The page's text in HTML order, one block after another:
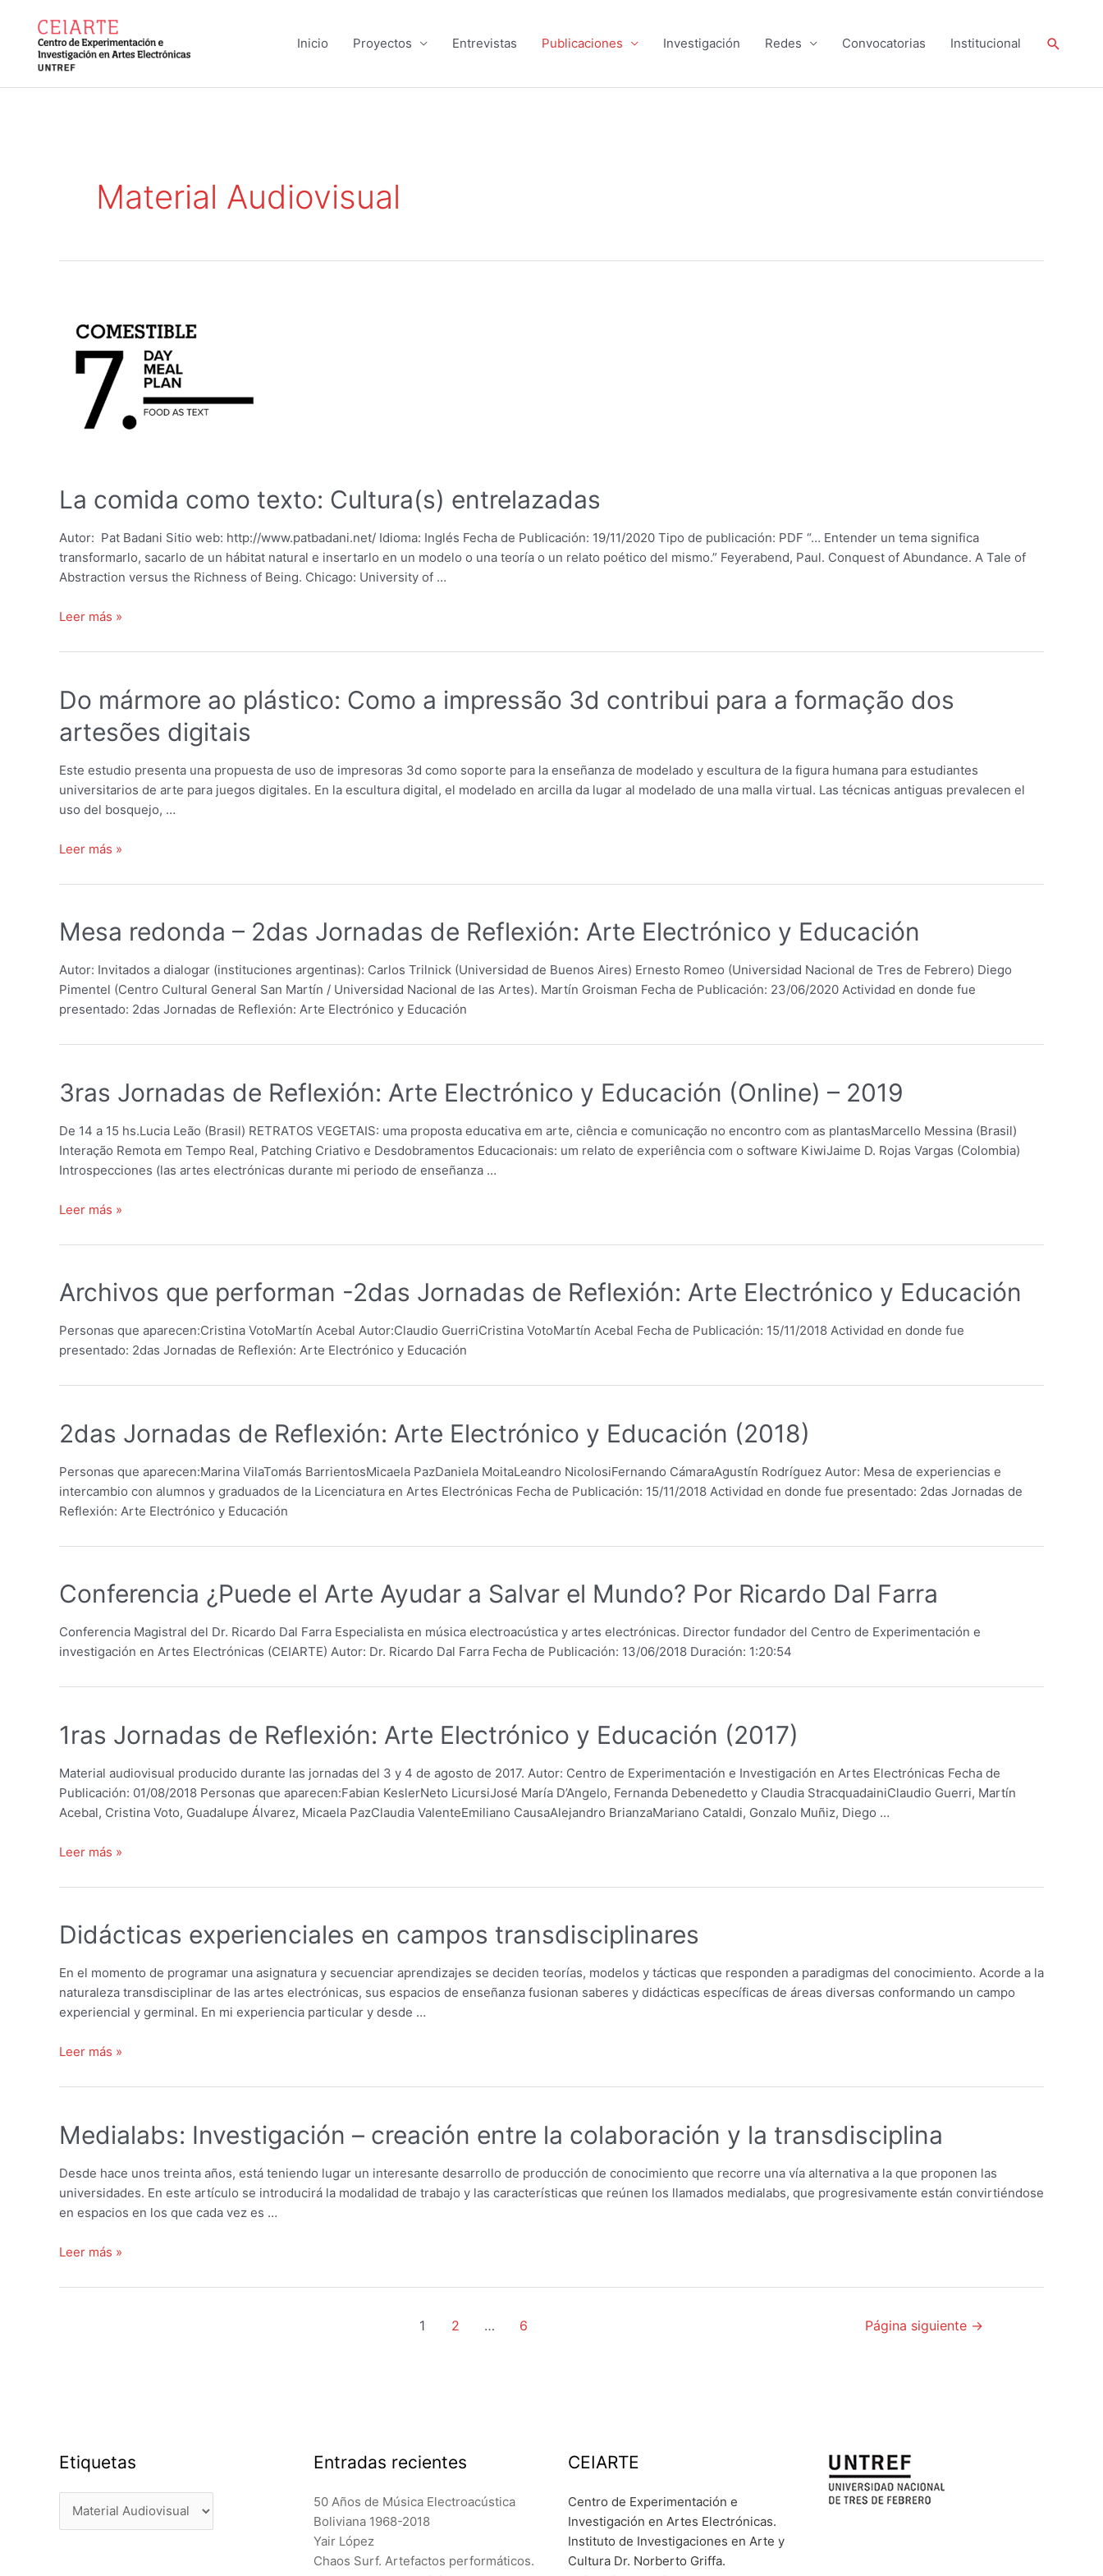
contenido
Inicio Proyectos Entrevistas Publicaciones Investigación Redes Convocatorias Institucional Buscar
Material Audiovisual
La comida como texto: Cultura(s) entrelazadas
Autor: Pat Badani Sitio web: http://www.patbadani.net/ Idioma: Inglés Fecha de Publicación: 19/11/2020 Tipo de publicación: PDF “… Entender un tema significa
transformarlo, sacarlo de un hábitat natural e insertarlo en un modelo o una teoría o un relato poético del mismo.” Feyerabend, Paul. Conquest of Abundance. A Tale of
Abstraction versus the Richness of Being. Chicago: University of …
La
como
Cultura(s)
entrelazadas
Leer más »
Do mármore ao plástico: Como a impressão 3d contribui para a formação dos
artesões digitais
Este estudio presenta una propuesta de uso de impresoras 3d como soporte para la enseñanza de modelado y escultura de la figura humana para estudiantes
universitarios de arte para juegos digitales. En la escultura digital, el modelado en arcilla da lugar al modelado de una malla virtual. Las técnicas antiguas prevalecen el
uso del bosquejo, …
Do
ao
Como
impressão
3d
contribui
a
dos
artesões
digitais
Leer más »
Mesa redonda – 2das Jornadas de Reflexión: Arte Electrónico y Educación
Autor: Invitados a dialogar (instituciones argentinas): Carlos Trilnick (Universidad de Buenos Aires) Ernesto Romeo (Universidad Nacional de Tres de Febrero) Diego
Pimentel (Centro Cultural General San Martín / Universidad Nacional de las Artes). Martín Groisman Fecha de Publicación: 23/06/2020 Actividad en donde fue
presentado: 2das Jornadas de Reflexión: Arte Electrónico y Educación
3ras Jornadas de Reflexión: Arte Electrónico y Educación (Online) – 2019
De 14 a 15 hs.Lucia Leão (Brasil) RETRATOS VEGETAIS: uma proposta educativa em arte, ciência e comunicação no encontro com as plantasMarcello Messina (Brasil)
Interação Remota em Tempo Real, Patching Criativo e Desdobramentos Educacionais: um relato de experiência com o software KiwiJaime D. Rojas Vargas (Colombia)
Introspecciones (las artes electrónicas durante mi periodo de enseñanza …
3ras
de
Arte
Electrónico
y
Educación
–
Leer más »
Archivos que performan -2das Jornadas de Reflexión: Arte Electrónico y Educación
Personas que aparecen:Cristina VotoMartín Acebal Autor:Claudio GuerriCristina VotoMartín Acebal Fecha de Publicación: 15/11/2018 Actividad en donde fue
presentado: 2das Jornadas de Reflexión: Arte Electrónico y Educación
2das Jornadas de Reflexión: Arte Electrónico y Educación (2018)
Personas que aparecen:Marina VilaTomás BarrientosMicaela PazDaniela MoitaLeandro NicolosiFernando CámaraAgustín Rodríguez Autor: Mesa de experiencias e
intercambio con alumnos y graduados de la Licenciatura en Artes Electrónicas Fecha de Publicación: 15/11/2018 Actividad en donde fue presentado: 2das Jornadas de
Reflexión: Arte Electrónico y Educación
Conferencia ¿Puede el Arte Ayudar a Salvar el Mundo? Por Ricardo Dal Farra
Conferencia Magistral del Dr. Ricardo Dal Farra Especialista en música electroacústica y artes electrónicas. Director fundador del Centro de Experimentación e
investigación en Artes Electrónicas (CEIARTE) Autor: Dr. Ricardo Dal Farra Fecha de Publicación: 13/06/2018 Duración: 1:20:54
1ras Jornadas de Reflexión: Arte Electrónico y Educación (2017)
Material audiovisual producido durante las jornadas del 3 y 4 de agosto de 2017. Autor: Centro de Experimentación e Investigación en Artes Electrónicas Fecha de
Publicación: 01/08/2018 Personas que aparecen:Fabian KeslerNeto LicursiJosé María D’Angelo, Fernanda Debenedetto y Claudia StracquadainiClaudio Guerri, Martín
Acebal, Cristina Voto, Guadalupe Álvarez, Micaela PazClaudia ValenteEmiliano CausaAlejandro BrianzaMariano Cataldi, Gonzalo Muñiz, Diego …
1ras
de
Arte
Electrónico
y
Educación
(2017)
Leer más »
Didácticas experienciales en campos transdisciplinares
En el momento de programar una asignatura y secuenciar aprendizajes se deciden teorías, modelos y tácticas que responden a paradigmas del conocimiento. Acorde a la
naturaleza transdisciplinar de las artes electrónicas, sus espacios de enseñanza fusionan saberes y didácticas específicas de áreas diversas conformando un campo
experiencial y germinal. En mi experiencia particular y desde …
Didácticas
en
transdisciplinares
Leer más »
Medialabs: Investigación – creación entre la colaboración y la transdisciplina
Desde hace unos treinta años, está teniendo lugar un interesante desarrollo de producción de conocimiento que recorre una vía alternativa a la que proponen las
universidades. En este artículo se introducirá la modalidad de trabajo y las características que reúnen los llamados medialabs, que progresivamente están convirtiéndose
en espacios en los que cada vez es …
Medialabs:
–
Leer más »
1 2 … 6 Página siguiente →
Etiquetas Entradas recientes
50 Años de Música Electroacústica
Boliviana 1968-2018
Yair López
Chaos Surf. Artefactos performáticos.
CEIARTE
Centro de Experimentación e
Investigación en Artes Electrónicas.
Instituto de Investigaciones en Arte y
Cultura Dr. Norberto Griffa.